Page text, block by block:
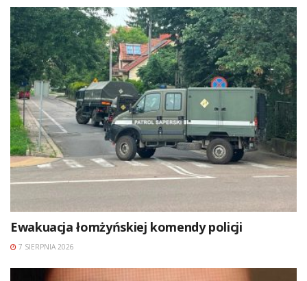
Ewakuacja łomżyńskiej komendy policji
7 SIERPNIA 2026